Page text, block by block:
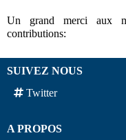
Un grand merci aux
contributions:
SUIVEZ NOUS
Twitter
A PROPOS